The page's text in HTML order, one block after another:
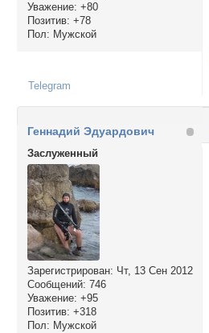
Уважение: +80
Позитив: +78
Пол: Мужской
Telegram
Геннадий Эдуардович
Заслуженный
Зарегистрирован: Чт, 13 Сен 2012
Сообщений: 746
Уважение: +95
Позитив: +318
Пол: Мужской